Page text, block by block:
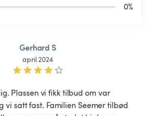
0%
Gerhard S
april 2024
Plassen vi fikk tilbud om var
vi satt fast. Familien Seemer tilbød